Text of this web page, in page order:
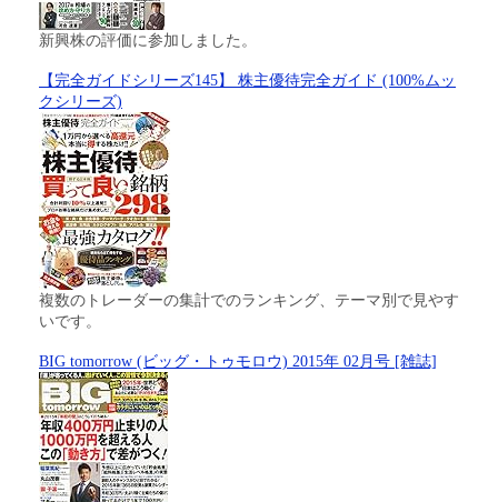
新興株の評価に参加しました。
【完全ガイドシリーズ145】 株主優待完全ガイド (100%ムッ
クシリーズ)
複数のトレーダーの集計でのランキング、テーマ別で見やす
いです。
BIG tomorrow (ビッグ・トゥモロウ) 2015年 02月号 [雑誌]